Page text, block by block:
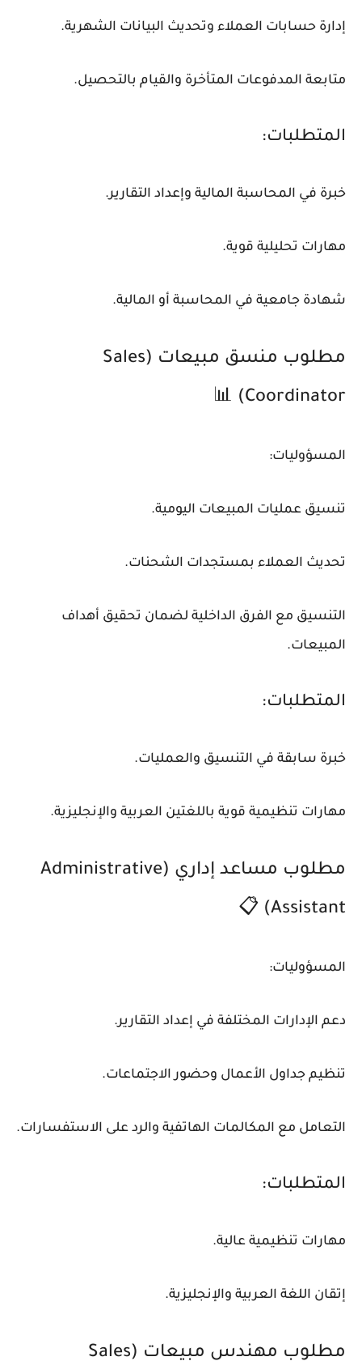
إدارة حسابات العملاء وتحديث البيانات الشهرية.
متابعة المدفوعات المتأخرة والقيام بالتحصيل.
المتطلبات:
خبرة في المحاسبة المالية وإعداد التقارير.
مهارات تحليلية قوية.
شهادة جامعية في المحاسبة أو المالية.
مطلوب منسق مبيعات (Sales
Coordinator) 📊
المسؤوليات:
تنسيق عمليات المبيعات اليومية.
تحديث العملاء بمستجدات الشحنات.
التنسيق مع الفرق الداخلية لضمان تحقيق أهداف
المبيعات.
المتطلبات:
خبرة سابقة في التنسيق والعمليات.
مهارات تنظيمية قوية باللغتين العربية والإنجليزية.
مطلوب مساعد إداري (Administrative
Assistant) 📋
المسؤوليات:
دعم الإدارات المختلفة في إعداد التقارير.
تنظيم جداول الأعمال وحضور الاجتماعات.
التعامل مع المكالمات الهاتفية والرد على الاستفسارات.
المتطلبات:
مهارات تنظيمية عالية.
إتقان اللغة العربية والإنجليزية.
مطلوب مهندس مبيعات (Sales